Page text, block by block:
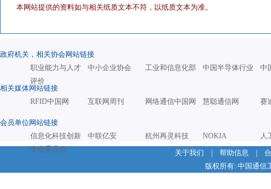
本网站提供的资料如与相关纸质文本不符，以纸质文本为准。
政府机关，相关协会网站链接
职业能力与人才
评价
中小企业协会 工业和信息化部 中国半导体行业 中
相关媒体网站链接
RFID中国网
互联网周刊 网络通信中国网 慧聪通信网 赛
会员单位网站链接
信息化科技创新
专业委员会
中联亿安 杭州再灵科技 NOKIA
人
关于我们
帮助信息
版权所有: 中国通信